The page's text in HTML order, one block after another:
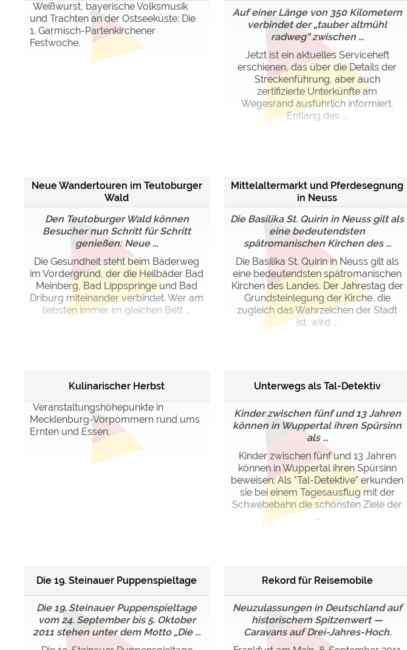
Weißwurst, bayerische Volksmusik
und Trachten an der Ostseeküste: Die
1. Garmisch-Partenkirchener
Festwoche.
Auf einer Länge von 350 Kilometern
verbindet der „tauber altmühl
radweg“ zwischen ...
Jetzt ist ein aktuelles Serviceheft
erschienen, das über die Details der
Streckenführung, aber auch
zertifizierte Unterkünfte am
Wegesrand ausführlich informiert.
Entlang des ...
Neue Wandertouren im Teutoburger
Wald
Den Teutoburger Wald können
Besucher nun Schritt für Schritt
genießen: Neue ...
Die Gesundheit steht beim Bäderweg
im Vordergrund, der die Heilbäder Bad
Meinberg, Bad Lippspringe und Bad
Driburg miteinander verbindet. Wer am
liebsten immer im gleichen Bett ...
Mittelaltermarkt und Pferdesegnung
in Neuss
Die Basilika St. Quirin in Neuss gilt als
eine bedeutendsten
spätromanischen Kirchen des ...
Die Basilika St. Quirin in Neuss gilt als
eine bedeutendsten spätromanischen
Kirchen des Landes. Der Jahrestag der
Grundsteinlegung der Kirche, die
zugleich das Wahrzeichen der Stadt
ist, wird ...
Kulinarischer Herbst
Veranstaltungshöhepunkte in
Mecklenburg-Vorpommern rund ums
Ernten und Essen.
Unterwegs als Tal-Detektiv
Kinder zwischen fünf und 13 Jahren
können in Wuppertal ihren Spürsinn
als ...
Kinder zwischen fünf und 13 Jahren
können in Wuppertal ihren Spürsinn
beweisen: Als "Tal-Detektive" erkunden
sie bei einem Tagesausflug mit der
Schwebebahn die schönsten Ziele der
...
Die 19. Steinauer Puppenspieltage
Die 19. Steinauer Puppenspieltage
vom 24. September bis 5. Oktober
2011 stehen unter dem Motto „Die ...
Rekord für Reisemobile
Neuzulassungen in Deutschland auf
historischem Spitzenwert —
Caravans auf Drei-Jahres-Hoch.